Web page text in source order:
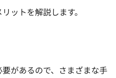
ットを解説します。
があるので、さまざまな手